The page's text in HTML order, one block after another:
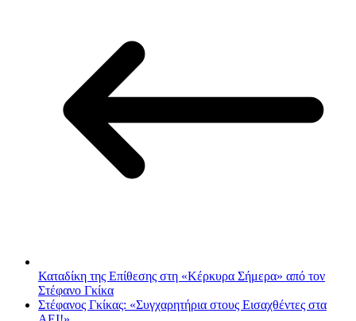
Καταδίκη της Επίθεσης στη «Κέρκυρα Σήμερα» από τον
Στέφανο Γκίκα
Στέφανος Γκίκας: «Συγχαρητήρια στους Εισαχθέντες στα